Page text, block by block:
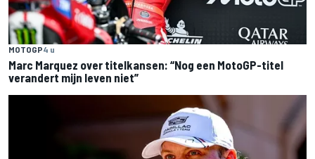
MOTOGP4 u
Marc Marquez over titelkansen: “Nog een MotoGP-titel
verandert mijn leven niet”